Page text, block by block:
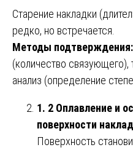
Старение накладки
редко, но встречается.
Методы подтверждения:
(количество связующего),
анализ (определение
1. 2 Оплавление и
поверхности
Поверхность